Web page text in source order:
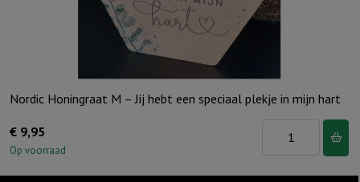
Nordic Honingraat M – Jij hebt een speciaal plekje in mijn hart
€ 9,95
Op voorraad
Nordic
M